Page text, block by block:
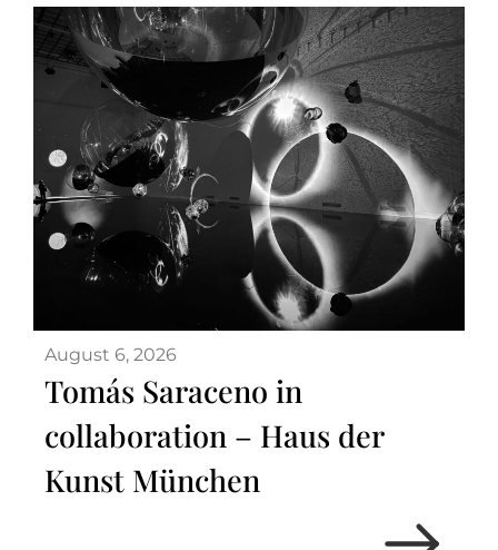
August 6, 2026
Tomás Saraceno in
collaboration – Haus der
Kunst München